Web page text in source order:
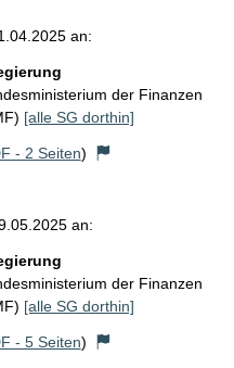
an:
der Finanzen
[alle SG dorthin]
- 2 Seiten)
an:
der Finanzen
[alle SG dorthin]
- 5 Seiten)